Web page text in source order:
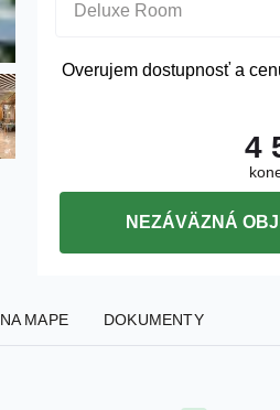
Deluxe Room
Overujem dostupnosť a
4
NEZÁVÄZNÁ
NA MAPE DOKUMENTY